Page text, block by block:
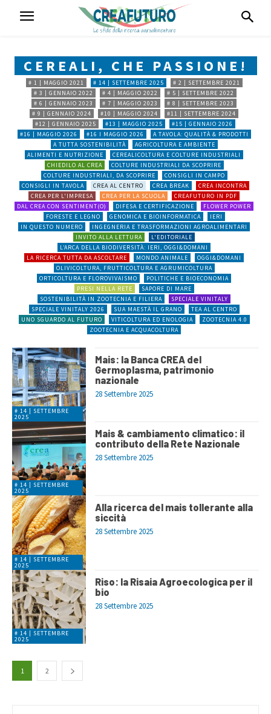
CEREALI, CHE PASSIONE!
# 1 | MAGGIO 2021 # 14 | SETTEMBRE 2025
# 2 | SETTEMBRE 2021
# 3 | GENNAIO 2022
# 4 | MAGGIO 2022
# 5 | SETTEMBRE 2022
# 6 | GENNAIO 2023
# 7 | MAGGIO 2023
# 8 | SETTEMBRE 2023
# 9 | GENNAIO 2024
#10 | MAGGIO 2024
#11 | SETTEMBRE 2024
#12 | GENNAIO 2025
#13 | MAGGIO 2025
#15 | GENNAIO 2026
#16 | MAGGIO 2026
#16 I MAGGIO 2026
A TAVOLA: QUALITÀ & PRODOTTI
A TUTTA SOSTENIBILITÀ
AGRICOLTURA E AMBIENTE
ALIMENTI E NUTRIZIONE
CEREALICOLTURA E COLTURE INDUSTRIALI
CHIEDILO AL CREA
COLTURE INDUSTRIALI DA SCOPRIRE
COLTURE INDUSTRIALI, DA SCOPRIRE
CONSIGLI IN CAMPO
CONSIGLI IN TAVOLA
CREA AL CENTRO CREA BREAK
CREA INCONTRA
CREA PER L'IMPRESA
CREA PER LA SCUOLA
CREAFUTURO IN PDF
DAL CREA CON SENTIMENT(O)
DIFESA E CERTIFICAZIONE
FLOWER POWER
FORESTE E LEGNO
GENOMICA E BIOINFORMATICA
IERI
IN QUESTO NUMERO
INGEGNERIA E TRASFORMAZIONI AGROALIMENTARI
INVITO ALLA LETTURA
L'EDITORIALE
L’ARCA DELLA BIODIVERSITÀ: IERI, OGGI&DOMANI
LA RICERCA TUTTA DA ASCOLTARE
MONDO ANIMALE
OGGI&DOMANI
OLIVICOLTURA, FRUTTICOLTURA E AGRUMICOLTURA
ORTICOLTURA E FLOROVIVAISMO
POLITICHE E BIOECONOMIA
PRESI NELLA RETE
SAPORE DI MARE
SOSTENIBILITÀ IN ZOOTECNIA E FILIERA
SPECIALE VINITALY
SPECIALE VINITALY 2026
SUA MAESTÀ IL GRANO
TEA AL CENTRO
UNO SGUARDO AL FUTURO
VITICOLTURA ED ENOLOGIA
ZOOTECNIA 4.0
ZOOTECNIA E ACQUACOLTURA
# 14 | SETTEMBRE
2025
Mais: la Banca CREA del
Germoplasma, patrimonio
nazionale
28 Settembre 2025
# 14 | SETTEMBRE
2025
Mais & cambiamento climatico: il
contributo della Rete Nazionale
28 Settembre 2025
# 14 | SETTEMBRE
2025
Alla ricerca del mais tollerante alla
siccità
28 Settembre 2025
# 14 | SETTEMBRE
2025
Riso: la Risaia Agroecologica per il
bio
28 Settembre 2025
1 2